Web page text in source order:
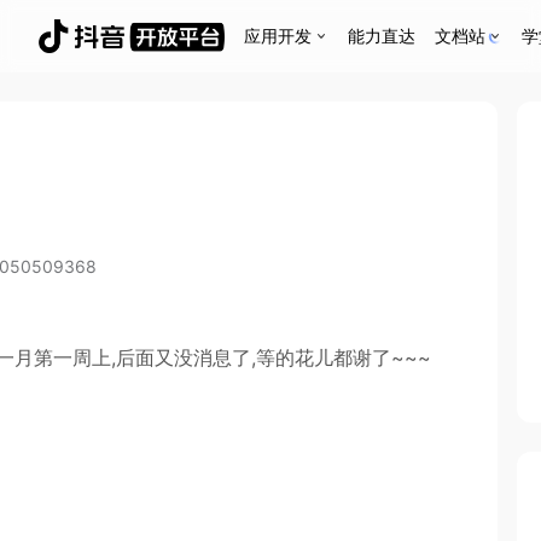
应用开发 能力直达 文档站
月第一周上,后面又没消息了,等的花儿都谢了~~~